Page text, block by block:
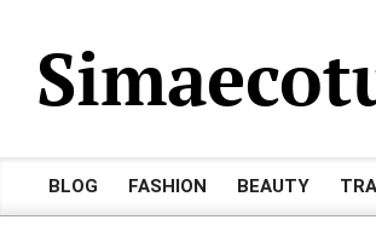
content
Primary
BLOG FASHION BEAUTY